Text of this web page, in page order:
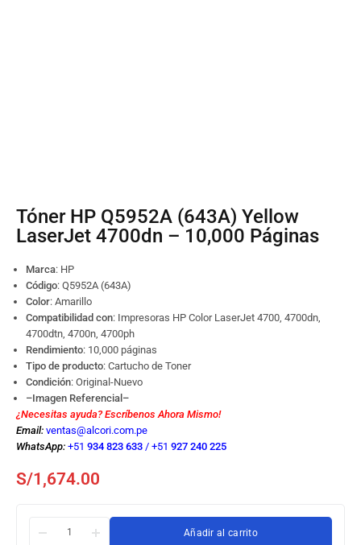
Tóner HP Q5952A (643A) Yellow
LaserJet 4700dn – 10,000 Páginas
Marca: HP
Código: Q5952A (643A)
Color: Amarillo
Compatibilidad con: Impresoras HP Color LaserJet 4700, 4700dn,
4700dtn, 4700n, 4700ph
Rendimiento: 10,000 páginas
Tipo de producto: Cartucho de Toner
Condición: Original-Nuevo
–Imagen Referencial–
¿Necesitas ayuda? Escríbenos Ahora Mismo!
Email: ventas@alcori.com.pe
WhatsApp: +51 934 823 633 / +51 927 240 225
S/1,674.00
Añadir al carrito